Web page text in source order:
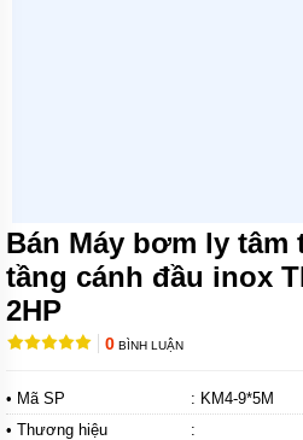
MÁY
BƠM
HÚT
BÙN
BƠM
HÓA
CHẤT
Bán Máy bơm ly tâm
tầng cánh đầu inox
2HP
0 BÌNH LUẬN
• Mã SP
: KM4-9*5M
• Thương hiệu
: